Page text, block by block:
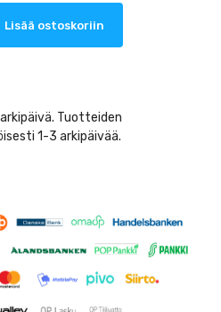
Lisää ostoskoriin
Tuotteiden
1-3 arkipäivää.